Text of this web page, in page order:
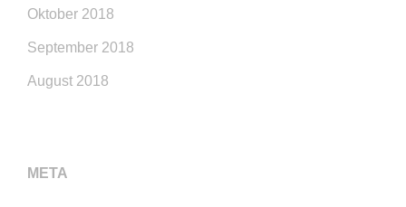
Oktober 2018
September 2018
August 2018
META